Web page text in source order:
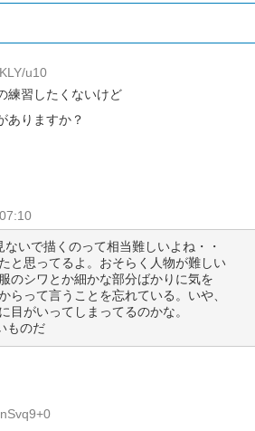
u10
練習したくないけど
ありますか？
いで描くのって相当難しいよね・・
と思ってるよ。おそらく人物が難しい
のシワとか細かな部分ばかりに気を
って言うことを忘れている。いや、
目がいってしまってるのかな。
ものだ